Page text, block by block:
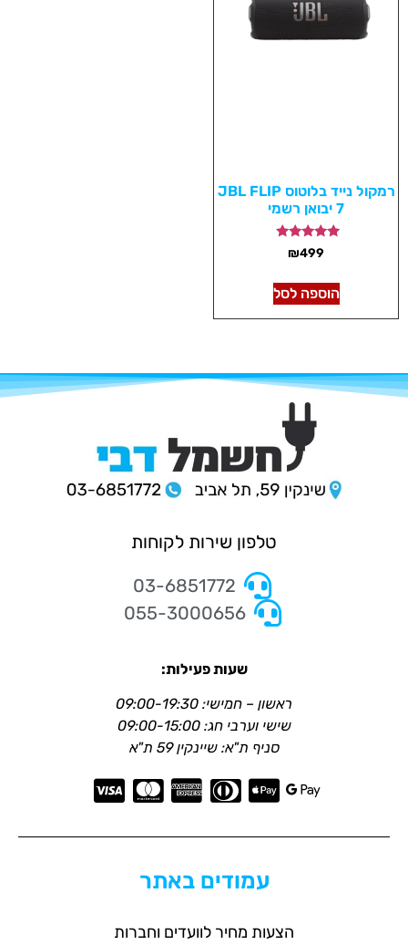
רמקול נייד בלוטוס JBL FLIP
7 יבואן רשמי
דורג
5.00
₪499
הוספה לסל
טלפון שירות לקוחות
03-6851772
055-3000656
שעות פעילות:
ראשון – חמישי: 09:00-19:30
שישי וערבי חג: 09:00-15:00
סניף ת"א: שיינקין 59 ת"א
עמודים באתר
הצעות מחיר לוועדים וחברות